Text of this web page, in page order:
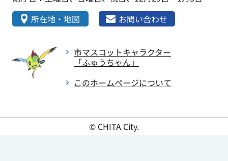
所在地・地図
お問い合わせ
市マスコットキャラクター
「ふゅうちゃん」
このホームページについて
© CHITA City.